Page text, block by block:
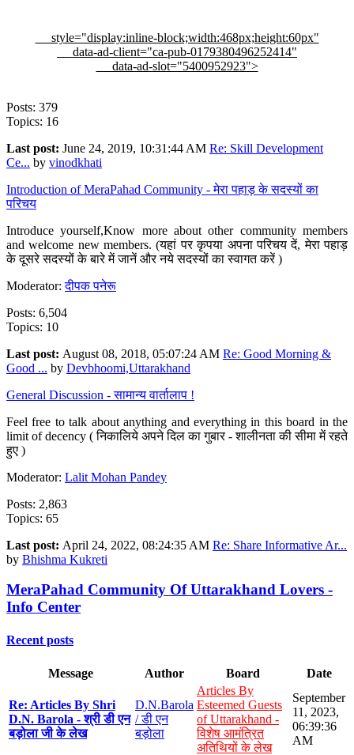
style="display:inline-block;width:468px;height:60px"
data-ad-client="ca-pub-0179380496252414"
data-ad-slot="5400952923">
Posts: 379
Topics: 16
Last post: June 24, 2019, 10:31:44 AM Re: Skill Development
Ce... by vinodkhati
Introduction of MeraPahad Community - मेरा पहाड़ के सदस्यों का
परिचय
Introduce yourself,Know more about other community members
and welcome new members. (यहां पर कृपया अपना परिचय दें, मेरा पहाड़
के दूसरे सदस्यों के बारे में जानें और नये सदस्यों का स्वागत करें )
Moderator:दीपक पनेरू
Posts: 6,504
Topics: 10
Last post: August 08, 2018, 05:07:24 AM Re: Good Morning &
Good ... by Devbhoomi,Uttarakhand
General Discussion - सामान्य वार्तालाप !
Feel free to talk about anything and everything in this board in the
limit of decency ( निकालिये अपने दिल का गुबार - शालीनता की सीमा में रहते
हुए )
Moderator: Lalit Mohan Pandey
Posts: 2,863
Topics: 65
Last post: April 24, 2022, 08:24:35 AM Re: Share Informative Ar...
by Bhishma Kukreti
MeraPahad Community Of Uttarakhand Lovers -
Info Center
Recent posts
Message Author Board Date
Re: Articles By Shri
D.N. Barola - श्री डी एन
बड़ोला जी के लेख
D.N.Barola
/ डी एन
बड़ोला
Articles By
Esteemed Guests
of Uttarakhand -
विशेष आमंत्रित
अतिथियों के लेख
September
11, 2023,
06:39:36
AM